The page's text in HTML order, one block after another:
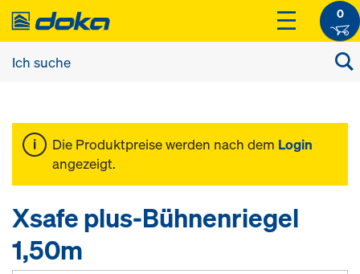
0
Die Produktpreise werden nach dem Login
angezeigt.
Xsafe plus-Bühnenriegel
1,50m